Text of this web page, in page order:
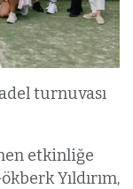
turnuvası
etkinliğe
Yıldırım,